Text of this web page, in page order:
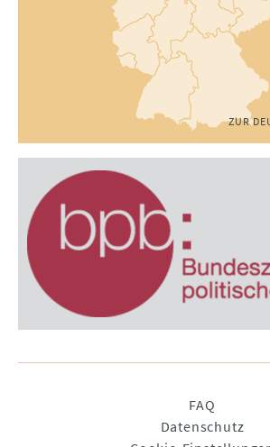
ZUR
FAQ
Datenschutz